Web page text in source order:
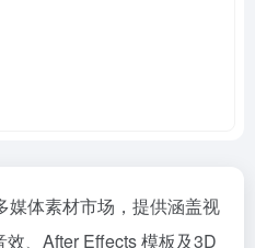
媒体素材市场，提供涵盖视
、After Effects 模板及3D